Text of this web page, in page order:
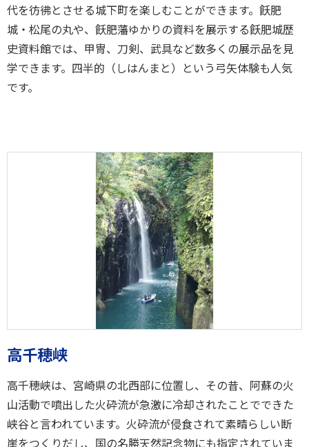
代を彷彿とさせる城下町を楽しむことができます。飫肥
城・松尾の丸や、飫肥藩ゆかりの資料を展示する飫肥城歴
史資料館では、甲冑、刀剣、武具など数多くの展示品を見
学できます。四半的（しはんまと）という弓矢体験も人気
です。
高千穂峡
高千穂峡は、宮崎県の北西部に位置し、その昔、阿蘇の火
山活動で噴出した火砕流が急激に冷却されたことでできた
峡谷と言われています。火砕流が侵食されて素晴らしい断
崖をつくりだし、国の名勝天然記念物にも指定されていま